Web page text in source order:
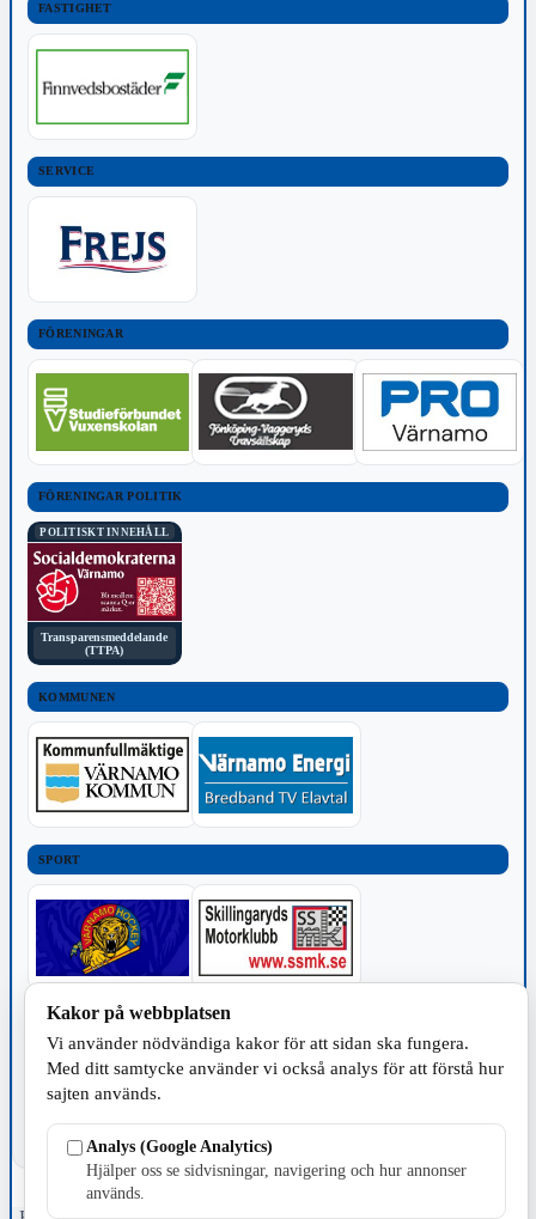
FASTIGHET
SERVICE
FÖRENINGAR
FÖRENINGAR POLITIK
POLITISKT INNEHÅLL
Transparensmeddelande
(TTPA)
KOMMUNEN
SPORT
TILLVERKNING
Kakor på webbplatsen
Vi använder nödvändiga kakor för att sidan ska fungera.
Med ditt samtycke använder vi också analys för att förstå hur
sajten används.
Analys (Google Analytics)
Hjälper oss se sidvisningar, navigering och hur annonser
används.